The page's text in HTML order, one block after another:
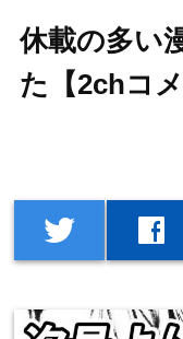
休載の多い
た【2chコメ
twitter facebook